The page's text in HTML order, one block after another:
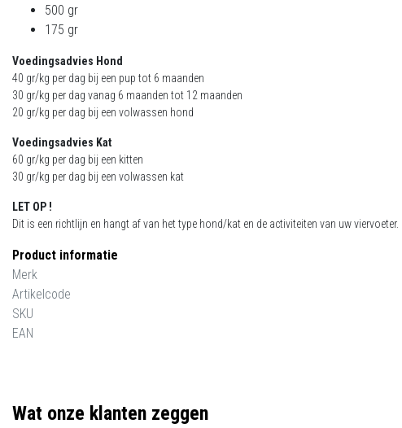
500 gr
175 gr
Voedingsadvies Hond
40 gr/kg per dag bij een pup tot 6 maanden
30 gr/kg per dag vanag 6 maanden tot 12 maanden
20 gr/kg per dag bij een volwassen hond
Voedingsadvies Kat
60 gr/kg per dag bij een kitten
30 gr/kg per dag bij een volwassen kat
LET OP !
Dit is een richtlijn en hangt af van het type hond/kat en de activiteiten van uw viervoeter.
Product informatie
Merk
Artikelcode
SKU
EAN
Wat onze klanten zeggen